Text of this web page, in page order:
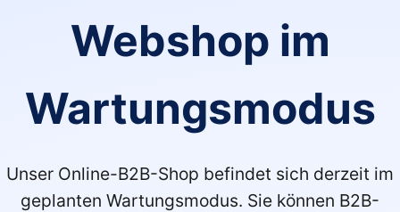
Webshop im
Wartungsmodus
Unser Online-B2B-Shop befindet sich derzeit im
geplanten Wartungsmodus. Sie können B2B-